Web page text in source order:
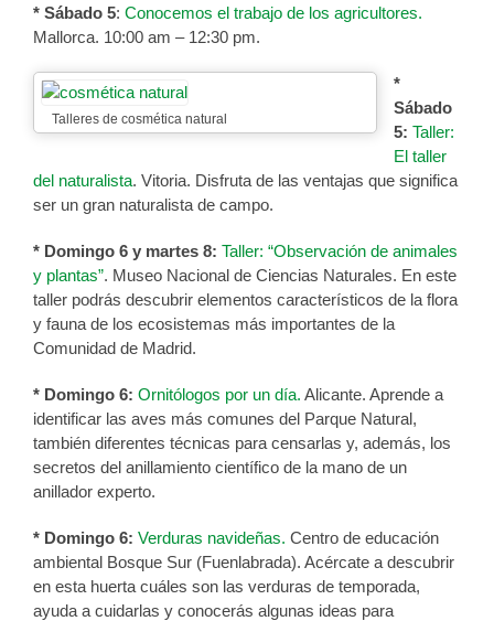
* Sábado 5: Conocemos el trabajo de los agricultores.
Mallorca. 10:00 am – 12:30 pm.
Talleres de cosmética natural
*
Sábado
5: Taller:
El taller
del naturalista. Vitoria. Disfruta de las ventajas que significa
ser un gran naturalista de campo.
* Domingo 6 y martes 8: Taller: “Observación de animales
y plantas”. Museo Nacional de Ciencias Naturales. En este
taller podrás descubrir elementos característicos de la flora
y fauna de los ecosistemas más importantes de la
Comunidad de Madrid.
* Domingo 6: Ornitólogos por un día. Alicante. Aprende a
identificar las aves más comunes del Parque Natural,
también diferentes técnicas para censarlas y, además, los
secretos del anillamiento científico de la mano de un
anillador experto.
* Domingo 6: Verduras navideñas. Centro de educación
ambiental Bosque Sur (Fuenlabrada). Acércate a descubrir
en esta huerta cuáles son las verduras de temporada,
ayuda a cuidarlas y conocerás algunas ideas para